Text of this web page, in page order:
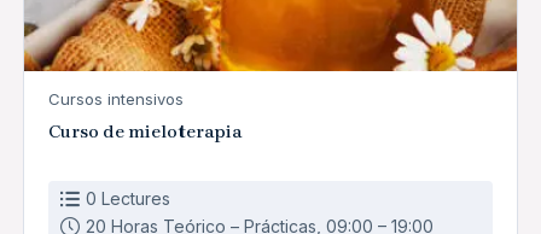
Cursos intensivos
Curso de mieloterapia
0 Lectures
20 Horas Teórico – Prácticas, 09:00 – 19:00